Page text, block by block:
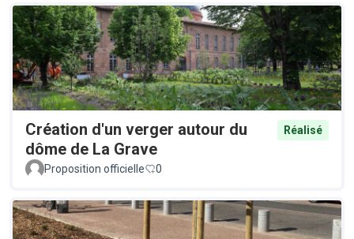
Création d'un verger autour du
dôme de La Grave
Réalisé
Proposition officielle 0